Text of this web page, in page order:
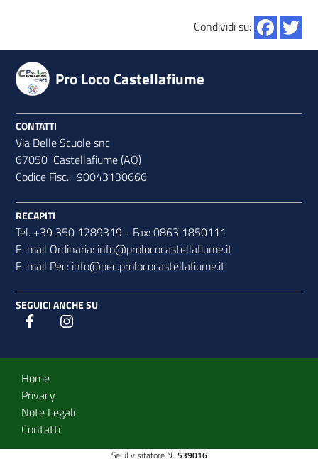
Condividi su:
Pro Loco Castellafiume
CONTATTI
Via Delle Scuole snc
67050 Castellafiume (AQ)
Codice Fisc.: 90043130666
RECAPITI
Tel. +39 350 1289319 - Fax: 0863 1850111
E-mail Ordinaria: info@prolococastellafiume.it
E-mail Pec: info@pec.prolococastellafiume.it
SEGUICI ANCHE SU
Designers Italia
Sezione Link Utili
Home
Privacy
Note Legali
Contatti
Sei il visitatore N.:539016